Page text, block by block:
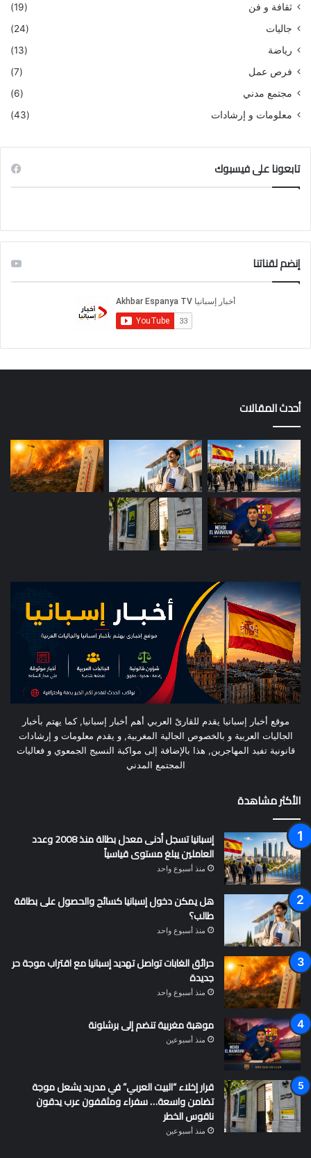
ثقافة و فن
(19)
جاليات
(24)
رياضة
(13)
فرص عمل
(7)
مجتمع مدني
(6)
معلومات و إرشادات
(43)
تابعونا على فيسبوك
إنضم لقناتنا
أحدث المقالات
موقع أخبار إسبانيا يقدم للقارىْ العربي أهم أخبار إسبانيا, كما يهتم بأخبار
الجاليات العربية و بالخصوص الجالية المغربية, و يقدم معلومات و إرشادات
قانونية تفيد المهاجرين, هذا بالإضافة إلى مواكبة النسيج الجمعوي و فعاليات
المجتمع المدني
الأكثر مشاهدة
إسبانيا تسجل أدنى معدل بطالة منذ 2008 وعدد
العاملين يبلغ مستوى قياسياً
منذ أسبوع واحد
هل يمكن دخول إسبانيا كسائح والحصول على بطاقة
طالب؟
منذ أسبوع واحد
حرائق الغابات تواصل تهديد إسبانيا مع اقتراب موجة حر
جديدة
منذ أسبوع واحد
موهبة مغربية تنضم إلى برشلونة
منذ أسبوعين
قرار إخلاء “البيت العربي” في مدريد يشعل موجة
تضامن واسعة… سفراء ومثقفون عرب يدقون
ناقوس الخطر
منذ أسبوعين